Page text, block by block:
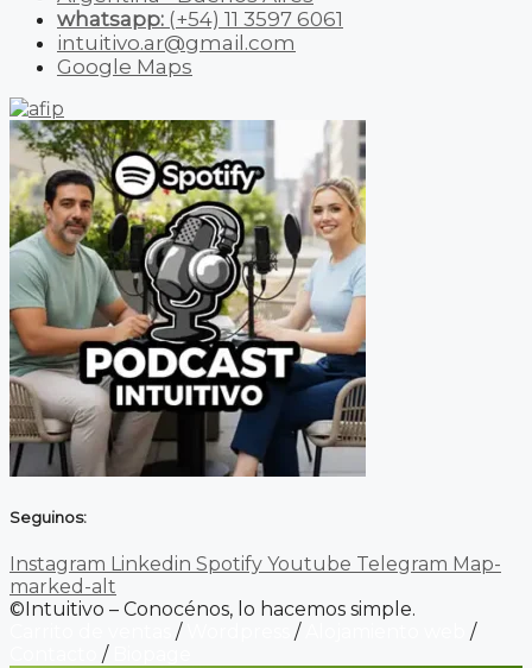
whatsapp: (+54) 11 3597 6061
intuitivo.ar@gmail.com
Google Maps
Seguinos:
Instagram Linkedin Spotify Youtube Telegram Map-
marked-alt
©Intuitivo – Conocénos, lo hacemos simple.
/ /
/
/